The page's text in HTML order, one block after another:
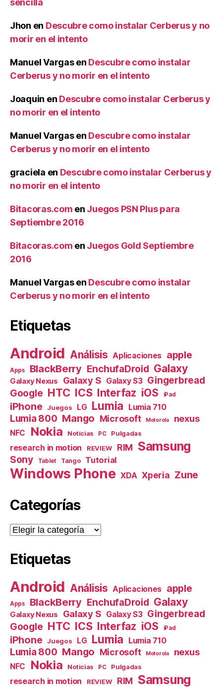
sencilla
Jhon en Descubre como instalar Cerberus y no
morir en el intento
Manuel Vargasen Descubre como instalar
Cerberus y no morir en el intento
Joaquin en Descubre como instalar Cerberus y
no morir en el intento
Manuel Vargasen Descubre como instalar
Cerberus y no morir en el intento
graciela en Descubre como instalar Cerberus y
no morir en el intento
Bitacoras.com en Juegos PSN Plus para
Septiembre 2016
Bitacoras.com en Juegos Gold Septiembre
2016
Manuel Vargasen Descubre como instalar
Cerberus y no morir en el intento
Etiquetas
Android Análisis Aplicaciones apple
Apps BlackBerry EnchufaDroid Galaxy
Galaxy Nexus Galaxy S Galaxy S3 Gingerbread
Google HTC ICS Interfaz iOS iPad
iPhone Juegos LG Lumia Lumia 710
Lumia 800 Mango Microsoft Motorola nexus
NFC Nokia Noticias PC Pulgadas
research in motion REVIEW RIM Samsung
Sony Tablet Tango Tutorial
Windows Phone XDA Xperia Zune
Categorías
Categorías
Etiquetas
Android Análisis Aplicaciones apple
Apps BlackBerry EnchufaDroid Galaxy
Galaxy Nexus Galaxy S Galaxy S3 Gingerbread
Google HTC ICS Interfaz iOS iPad
iPhone Juegos LG Lumia Lumia 710
Lumia 800 Mango Microsoft Motorola nexus
NFC Nokia Noticias PC Pulgadas
research in motion REVIEW RIM Samsung